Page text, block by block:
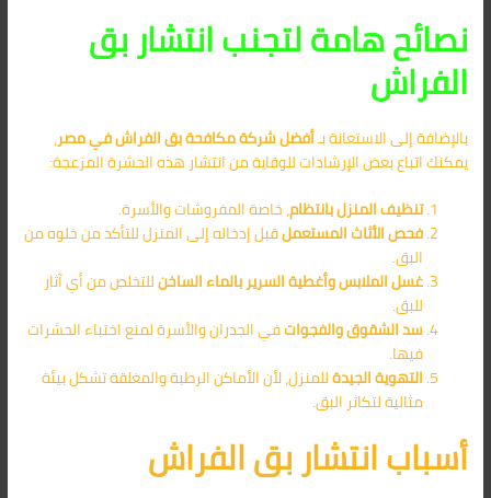
نصائح هامة لتجنب انتشار بق
الفراش
بالإضافة إلى الاستعانة بـأفضل شركة مكافحة بق الفراش في مصر،
يمكنك اتباع بعض الإرشادات للوقاية من انتشار هذه الحشرة المزعجة:
تنظيف المنزل بانتظام، خاصة المفروشات والأسرة.
فحص الأثاث المستعملقبل إدخاله إلى المنزل للتأكد من خلوه من
البق.
غسل الملابس وأغطية السرير بالماء الساخنللتخلص من أي آثار
للبق.
سد الشقوق والفجواتفي الجدران والأسرة لمنع اختباء الحشرات
فيها.
التهوية الجيدةللمنزل، لأن الأماكن الرطبة والمغلقة تشكل بيئة
مثالية لتكاثر البق.
أسباب انتشار بق الفراش